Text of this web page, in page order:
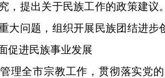
，提出关于民族工作的政策建
大问题，组织开展民族团结进
促进民族事业发展
管理全市宗教工作，贯彻落实党